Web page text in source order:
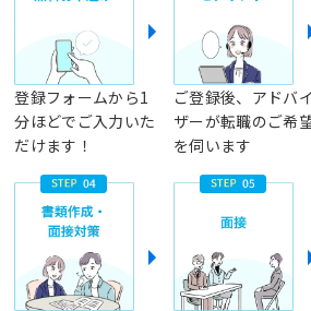
登録フォームから1
分ほどでご入力いた
だけます！
ご登録後、アドバイ
ザーが転職のご希
を伺います